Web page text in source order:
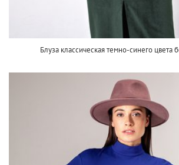
Блуза классическая темно-синего цвета